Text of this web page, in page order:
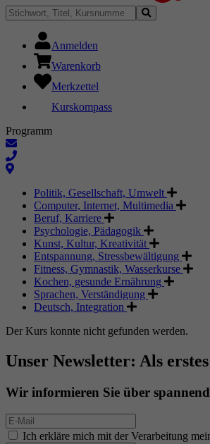
Anmelden
Warenkorb
Merkzettel
Kurskompass
Programm
Politik, Gesellschaft, Umwelt
Computer, Internet, Multimedia
Beruf, Karriere
Psychologie, Pädagogik
Kunst, Kultur, Kreativität
Entspannung, Stressbewältigung
Fitness, Gymnastik, Wasserkurse
Kochen, gesunde Ernährung
Sprachen, Verständigung
Deutsch, Integration
Der Kurs konnte nicht gefunden werden.
Unser Newsletter: Als
Wir informieren Sie über
Ich erkläre mich mit der Verarbeitung